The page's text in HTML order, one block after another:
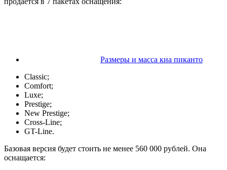
Размеры и масса киа пиканто
Classic;
Comfort;
Luxe;
Prestige;
New Prestige;
Cross-Line;
GT-Line.
Базовая версия будет стоить не менее 560 000 рублей. Она
оснащается: